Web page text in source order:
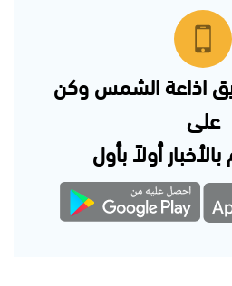
اذاعة الشمس وكن
على
أولاً بأول